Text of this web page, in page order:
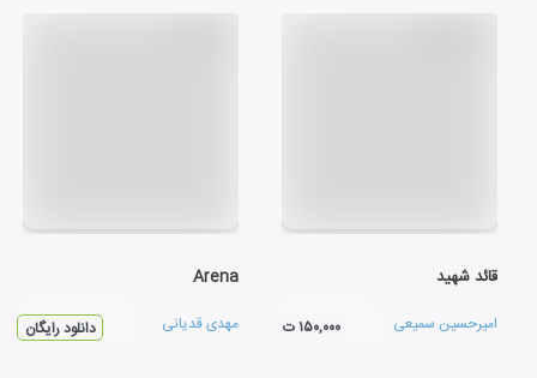
قائد شهید
امیرحسین سمیعی ۱۵۰,۰۰۰ ت
Arena
مهدی قدیانی دانلود رایگان